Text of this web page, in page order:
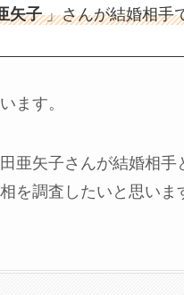
矢子」さんが結婚相手
ます。
亜矢子さんが結婚相手
を調査したいと思いま